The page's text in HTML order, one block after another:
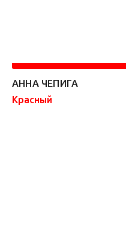
АННА ЧЕПИГА
Красный